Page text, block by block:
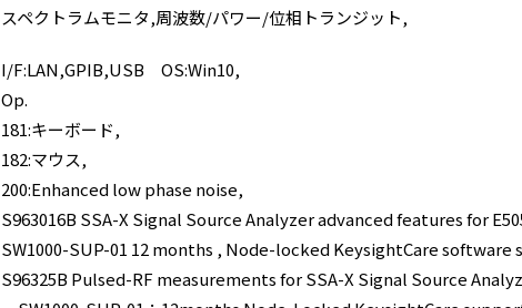
スペクトラムモニタ,周波数/パワー/位相トランジット,
I/F:LAN,GPIB,USB OS:Win10,
Op.
181:キーボード,
182:マウス,
200:Enhanced low phase noise,
S963016B SSA-X Signal Source Analyzer advanced features for
SW1000-SUP-01 12 months , Node-locked KeysightCare
S96325B Pulsed-RF measurements for SSA-X Signal Source